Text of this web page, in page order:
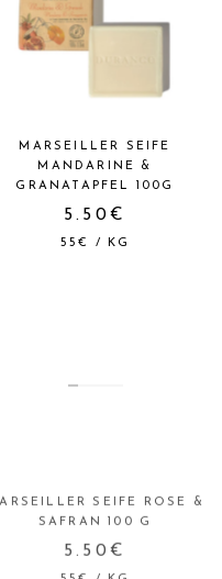
MARSEILLER SEIFE
MANDARINE &
GRANATAPFEL 100G
5.50€
55€ / KG
SEIFE ROSE &
SAFRAN 100 G
5.50€
55€ / KG